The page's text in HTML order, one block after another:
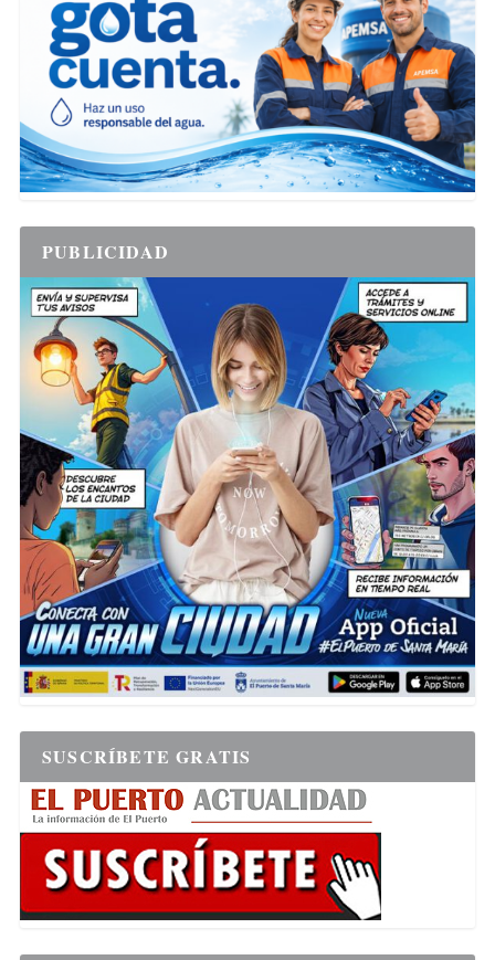
PUBLICIDAD
SUSCRÍBETE GRATIS